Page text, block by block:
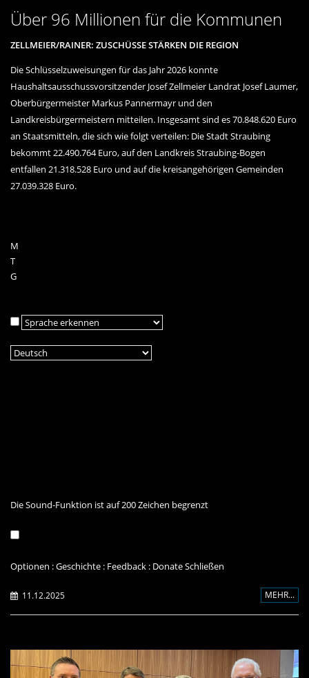
Über 96 Millionen für die Kommunen
ZELLMEIER/RAINER: ZUSCHÜSSE STÄRKEN DIE REGION
Die Schlüsselzuweisungen für das Jahr 2026 konnte
Haushaltsausschussvorsitzender Josef Zellmeier Landrat Josef Laumer,
Oberbürgermeister Markus Pannermayr und den
Landkreisbürgermeistern mitteilen. Insgesamt sind es 70.848.620 Euro
an Staatsmitteln, die sich wie folgt verteilen: Die Stadt Straubing
bekommt 22.490.764 Euro, auf den Landkreis Straubing-Bogen
entfallen 21.318.528 Euro und auf die kreisangehörigen Gemeinden
27.039.328 Euro.
M
T
G
Die Sound-Funktion ist auf 200 Zeichen begrenzt
Optionen :Geschichte : Feedback : DonateSchließen
11.12.2025 MEHR...